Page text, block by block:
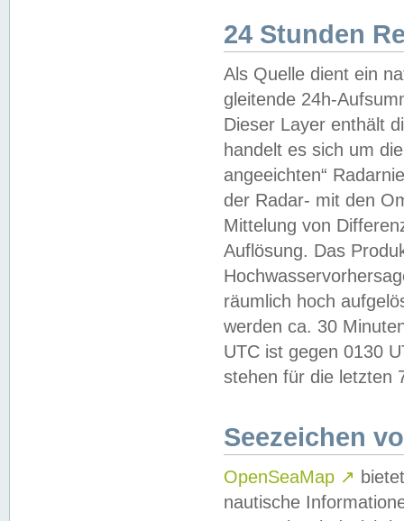
24 Stunden
Als Quelle dient ein
gleitende 24h-
Dieser Layer enthält
handelt es sich um
angeeichten“
der Radar- mit den
Mittelung von
Auflösung. Das
räumlich hoch
werden ca. 30
UTC ist gegen 0130
stehen für die letzten
Seezeichen
OpenSeaMap ↗
nautische